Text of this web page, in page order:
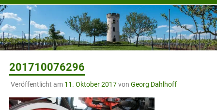
201710076296
Veröffentlicht am 11. Oktober 2017von Georg Dahlhoff